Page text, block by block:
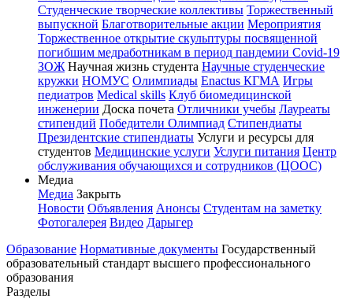
Студенческие творческие коллективы Торжественный
выпускной Благотворительные акции Мероприятия
Торжественное открытие скульптуры посвященной
погибшим медработникам в период пандемии Covid-19
ЗОЖ Научная жизнь студента Научные студенческие
кружки НОМУС Олимпиады Enactus КГМА Игры
педиатров Medical skills Клуб биомедицинской
инженерии Доска почета Отличники учебы Лауреаты
стипендий Победители Олимпиад Стипендиаты
Президентские стипендиаты Услуги и ресурсы для
студентов Медицинские услуги Услуги питания Центр
обслуживания обучающихся и сотрудников (ЦООС)
Медиа
Медиа Закрыть
Новости Объявления Анонсы Студентам на заметку
Фотогалерея Видео Дарыгер
Образование Нормативные документы Государственный
образовательный стандарт высшего профессионального
образования
Разделы